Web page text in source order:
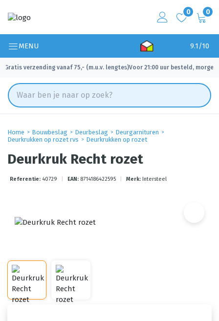
0 0
MENU 9.1/10
Gratis verzending vanaf 75,- (m.u.v. lengtes)
✓ Voor 21:00 uur besteld, morgen
Home Bouwbeslag Deurbeslag
Deurgarnituren
Deurkrukken op rozet rvs
Deurkrukken op rozet
Deurkruk Recht rozet
Referentie: 40729 EAN: 8714186422595 Merk: Intersteel